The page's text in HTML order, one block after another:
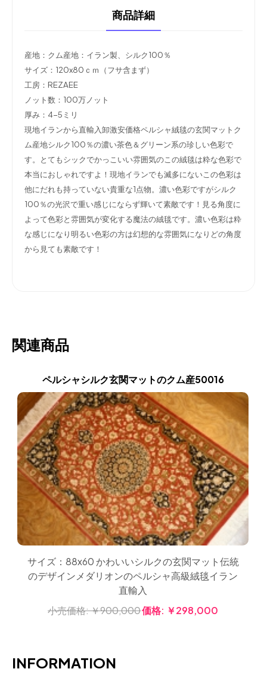
商品詳細
産地：クム産地：イラン製、シルク100％
サイズ：120x80ｃｍ（フサ含まず）
工房：REZAEE
ノット数：100万ノット
厚み：4-5ミリ
現地イランから直輸入卸激安価格ペルシャ絨毯の玄関マットク
ム産地シルク100％の濃い茶色＆グリーン系の珍しい色彩で
す。とてもシックでかっこいい雰囲気のこの絨毯は粋な色彩で
本当におしゃれですよ！現地イランでも滅多にないこの色彩は
他にだれも持っていない貴重な1点物。濃い色彩ですがシルク
100％の光沢で重い感じにならず輝いて素敵です！見る角度に
よって色彩と雰囲気が変化する魔法の絨毯です。濃い色彩は粋
な感じになり明るい色彩の方は幻想的な雰囲気になりどの角度
から見ても素敵です！
関連商品
ペルシャシルク玄関マットのクム産50016
サイズ：88x60 かわいいシルクの玄関マット伝統
のデザインメダリオンのペルシャ高級絨毯イラン
直輸入
小売価格:￥900,000価格: ￥298,000
INFORMATION